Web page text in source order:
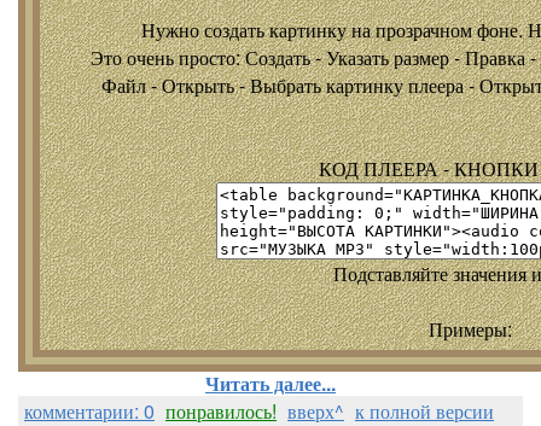
Нужно создать картинку на прозрачном фоне.
Это очень просто: Создать - Указать размер -
Файл - Открыть - Выбрать картинку плеера -
КОД ПЛЕЕРА - КНОПКИ
Подставляйте значения
Примеры:
Читать далее...
комментарии: 0 понравилось! вверх^ к полной версии